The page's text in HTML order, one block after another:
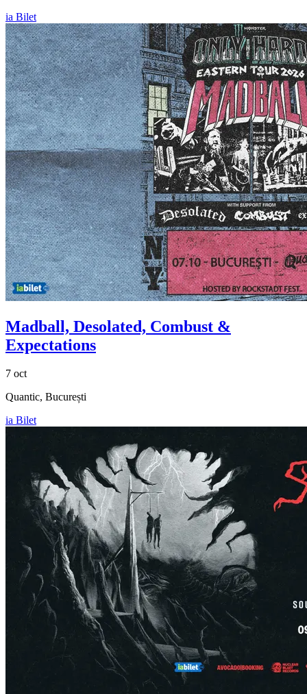
ia Bilet
Madball, Desolated, Combust &
Expectations
7 oct
Quantic, București
ia Bilet